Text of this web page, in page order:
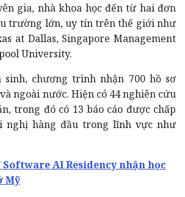
gia, nhà khoa học đến từ hai đơn
trường lớn, uy tín trên thế giới như
at Dallas, Singapore Management
University.
sinh, chương trình nhận 700 hồ sơ
ngoài nước. Hiện có 44 nghiên cứu
trong đó có 13 báo cáo được chấp
nghị hàng đầu trong lĩnh vực như
Software AI Residency nhận học
Mỹ